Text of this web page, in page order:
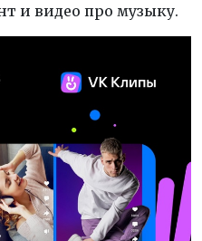
и видео про музыку.